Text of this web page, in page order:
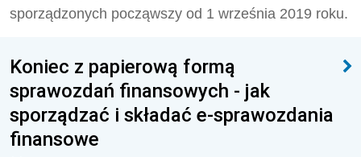
sporządzonych począwszy od 1 września 2019 roku.
Koniec z papierową formą
sprawozdań finansowych - jak
sporządzać i składać e-sprawozdania
finansowe